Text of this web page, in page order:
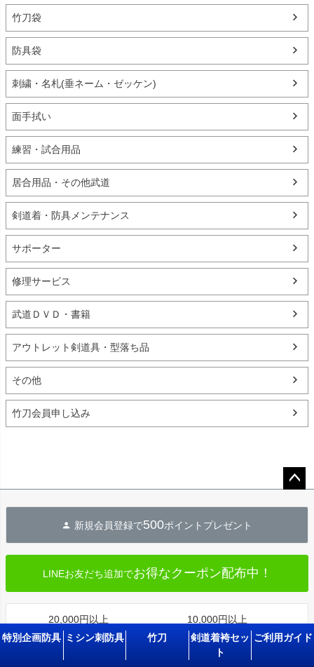
竹刀袋
防具袋
刺繍・名札(垂ネーム・ゼッケン)
面手拭い
練習・試合用品
居合用品・その他武道
剣道着・防具メンテナンス
サポーター
修理サービス
武道ＤＶＤ・書籍
アウトレット剣道具・型落ち品
その他
竹刀会員申し込み
へ
新規会員登録で500ポイントプレゼント
LINEお友だち追加でお得なクーポン配布中！
20,000円以上
送料無料
10,000円以上
代金引換手数料無料
特別企画防具 ミシン刺防具 竹刀
剣道着袴セッ
ト
ご利用ガイド